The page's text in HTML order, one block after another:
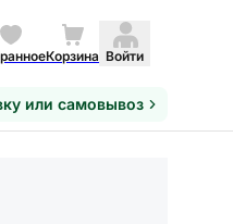
Корзина Войти
или самовывоз